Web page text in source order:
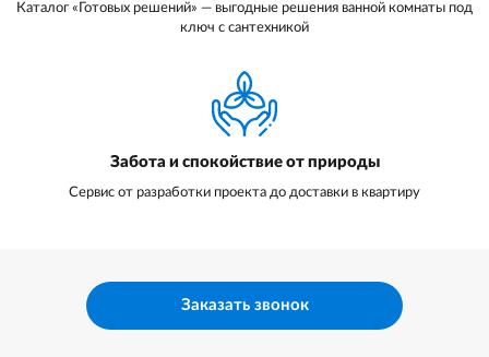
Каталог «Готовых решений» — выгодные решения ванной комнаты под
ключ с сантехникой
Забота и спокойствие от природы
Сервис от разработки проекта до доставки в квартиру
Заказать звонок